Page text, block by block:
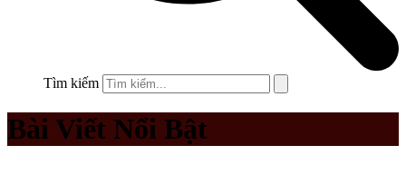
Tìm kiếm
Bài Viết Nổi Bật